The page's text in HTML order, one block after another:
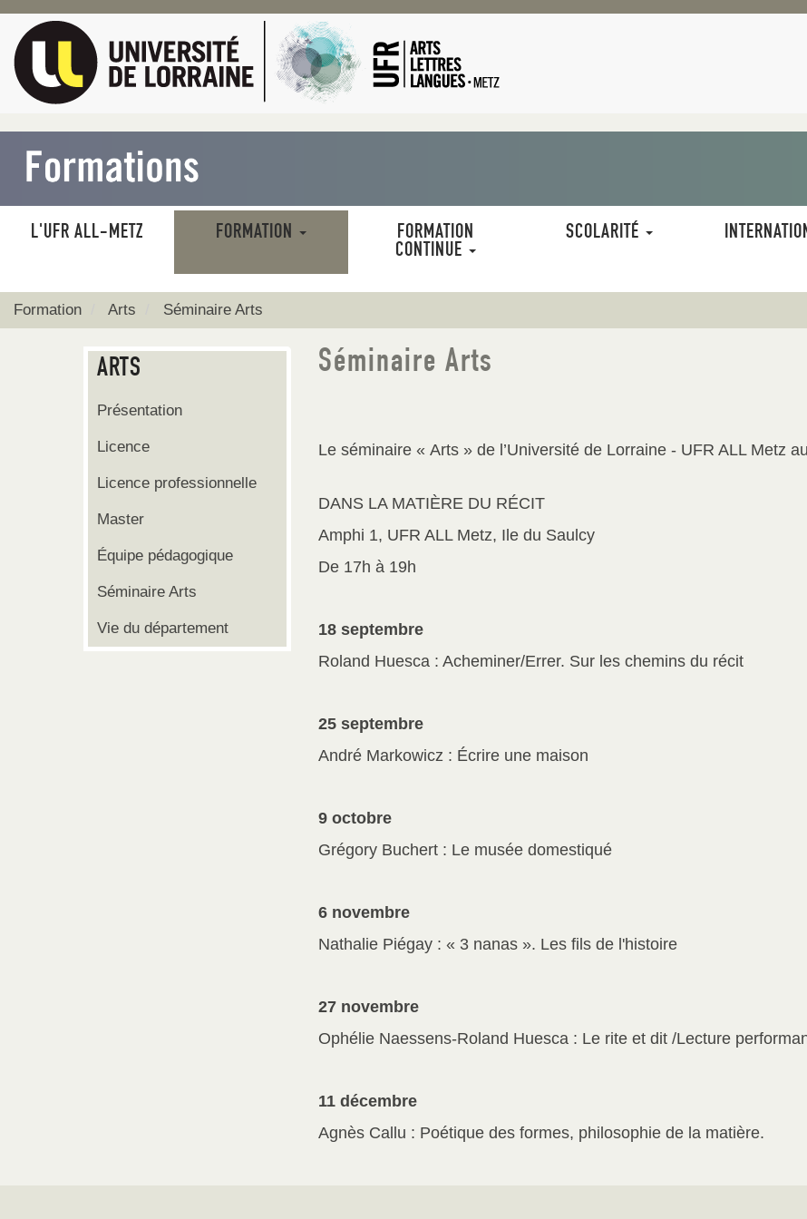
Aller
contenu
principal
MAIN
L'UFR ALL-METZ FORMATION
FORMATION
CONTINUE
SCOLARITÉ
Formation Arts Séminaire Arts
ARTS
Présentation
Licence
Licence professionnelle
Master
Équipe pédagogique
Séminaire Arts
Vie du département
Séminaire Arts
Le séminaire « Arts » de l’Université de Lorraine - UFR ALL Metz
DANS LA MATIÈRE DU RÉCIT
Amphi 1, UFR ALL Metz, Ile du Saulcy
De 17h à 19h
18 septembre
Roland Huesca : Acheminer/Errer. Sur les chemins du récit
25 septembre
André Markowicz : Écrire une maison
9 octobre
Grégory Buchert : Le musée domestiqué
6 novembre
Nathalie Piégay : « 3 nanas ». Les fils de l'histoire
27 novembre
Ophélie Naessens-Roland Huesca : Le rite et dit /Lecture
11 décembre
Agnès Callu : Poétique des formes, philosophie de la matière.